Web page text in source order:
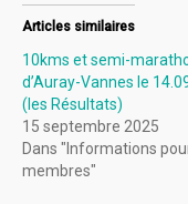
Articles similaires
10kms et semi-
d’Auray-Vannes le
(les Résultats)
15 septembre 2025
Dans "Informations
membres"